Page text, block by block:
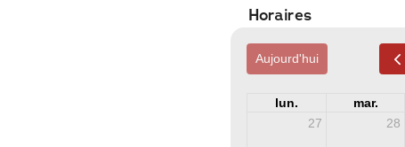
Horaires